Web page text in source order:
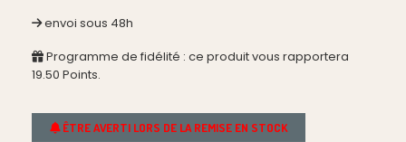
envoi sous 48h
Programme de fidélité : ce produit vous rapportera
19.50 Points.
ÊTRE AVERTI LORS DE LA REMISE EN STOCK